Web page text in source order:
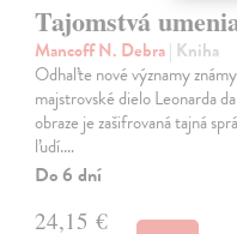
Tajomstvá
Mancoff N. Debra| Kniha
Odhaľte nové významy
majstrovské dielo Leonarda
obraze je zašifrovaná tajná
ľudí.…
Do 6 dní
24,15 €